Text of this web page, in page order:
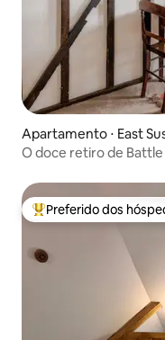
Apartamento ⋅ East
O doce retiro de Battle
Entre os melhores
Preferido dos